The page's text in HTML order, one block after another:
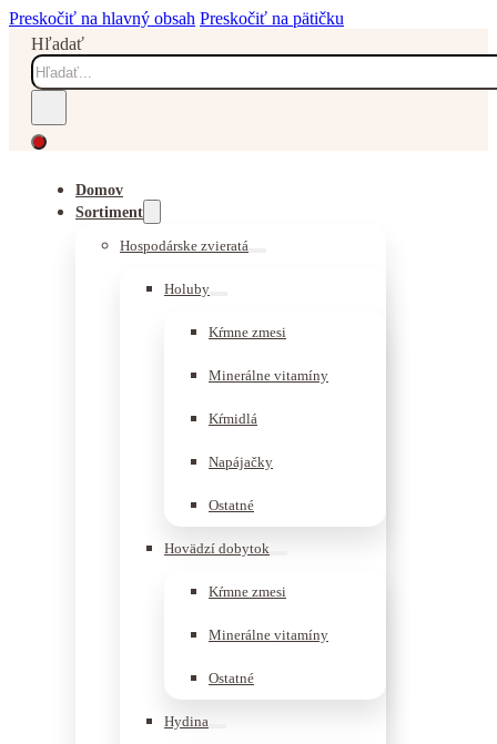
Preskočiť na hlavný obsah Preskočiť na pätičku
Hľadať
Domov
Sortiment
Hospodárske zvieratá
Holuby
Kŕmne zmesi
Minerálne vitamíny
Kŕmidlá
Napájačky
Ostatné
Hovädzí dobytok
Kŕmne zmesi
Minerálne vitamíny
Ostatné
Hydina